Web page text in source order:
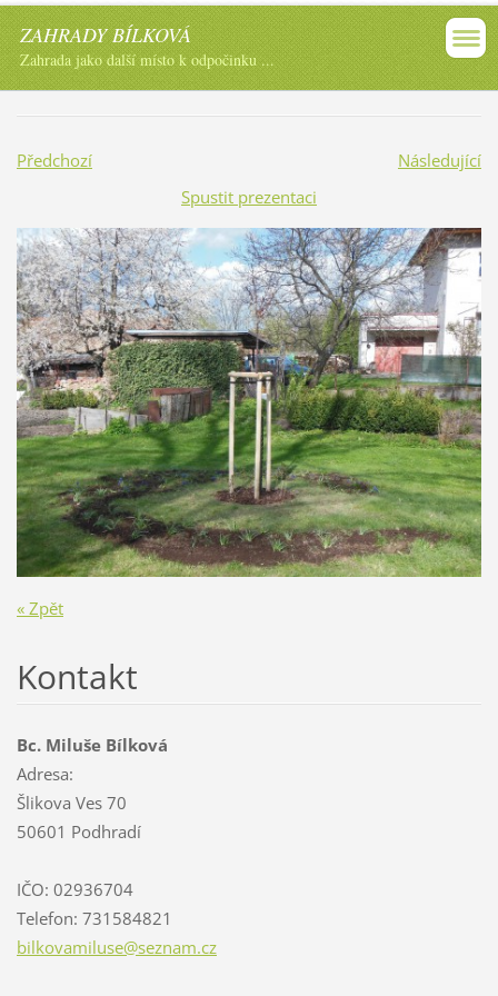
ZAHRADY BÍLKOVÁ
Zahrada jako další místo k odpočinku ...
Předchozí
Následující
Spustit prezentaci
« Zpět
Kontakt
Bc. Miluše Bílková
Adresa:
Šlikova Ves 70
50601 Podhradí
IČO: 02936704
Telefon: 731584821
bilkovamiluse@seznam.cz